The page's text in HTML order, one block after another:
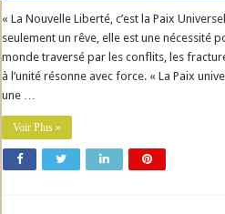
« La Nouvelle Liberté, c’est la Paix
seulement un rêve, elle est une nécessité
monde traversé par les conflits, les
à l’unité résonne avec force. « La Paix
une …
Voir Plus »